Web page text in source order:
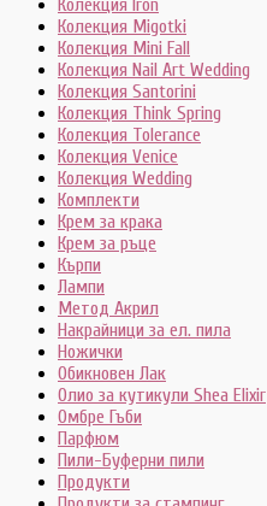
Колекция Iron
Колекция Migotki
Колекция Mini Fall
Колекция Nail Art Wedding
Колекция Santorini
Колекция Think Spring
Колекция Tolerance
Колекция Venice
Колекция Wedding
Комплекти
Крем за крака
Крем за ръце
Кърпи
Лампи
Метод Акрил
Накрайници за ел. пила
Ножички
Обикновен Лак
Олио за кутикули Shea Elixir
Омбре Гъби
Парфюм
Пили-Буферни пили
Продукти